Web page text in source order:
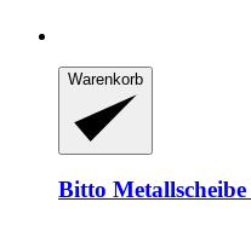
Warenkorb
Bitto